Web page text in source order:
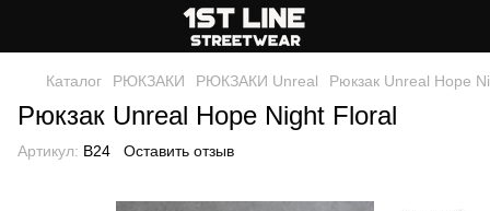
Каталог РЮКЗАКИ РЮКЗАКИ Unreal Рюкзак Unreal Hope
Рюкзак Unreal Hope Night Floral
Артикул: B24 Оставить отзыв